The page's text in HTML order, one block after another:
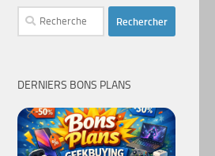
Rechercher :
DERNIERS BONS PLANS